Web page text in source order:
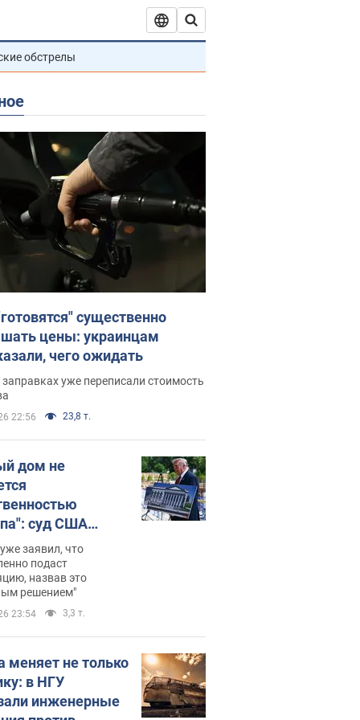
обстрелы
существенно
цены: украинцам
чего ожидать
уже переписали стоимость
22:56 23,8 т.
дом не
суд США
зала
400 млн
заявил, что
подаст
назвав это
решением"
23:54 3,3 т.
меняет не только
в НГУ
инженерные